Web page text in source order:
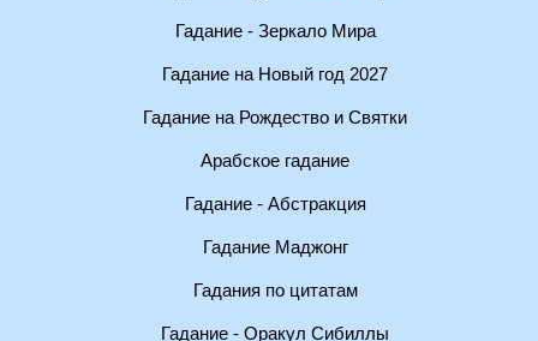
Гадание - Зеркало Мира
Гадание на Новый год 2027
Гадание на Рождество и Святки
Арабское гадание
Гадание - Абстракция
Гадание Маджонг
Гадания по цитатам
Гадание - Оракул Сибиллы